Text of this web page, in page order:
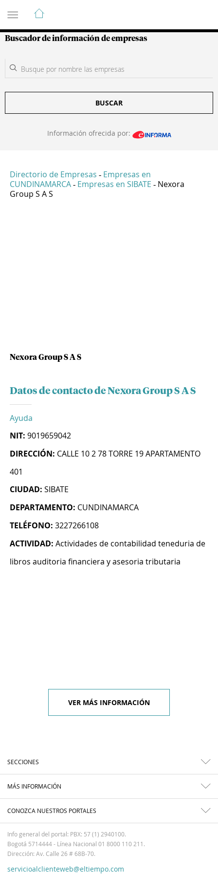
Guía de Empresas Colombianas
Buscador de información de empresas
BUSCAR
Información ofrecida por:
Directorio de Empresas - Empresas en
CUNDINAMARCA - Empresas en SIBATE - Nexora
Group S A S
Nexora Group S A S
Datos de contacto de Nexora Group S A S
Ayuda
NIT: 9019659042
DIRECCIÓN: CALLE 10 2 78 TORRE 19 APARTAMENTO
401
CIUDAD: SIBATE
DEPARTAMENTO: CUNDINAMARCA
TELÉFONO: 3227266108
ACTIVIDAD: Actividades de contabilidad teneduria de
libros auditoria financiera y asesoria tributaria
VER MÁS INFORMACIÓN
SECCIONES
MÁS INFORMACIÓN
CONOZCA NUESTROS PORTALES
Info general del portal: PBX: 57 (1) 2940100.
Bogotá 5714444 - Línea Nacional 01 8000 110 211.
Dirección: Av. Calle 26 # 68B-70.
servicioalclienteweb@eltiempo.com